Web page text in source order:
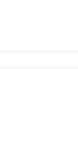
del mercato.
piattaforme e dApp.